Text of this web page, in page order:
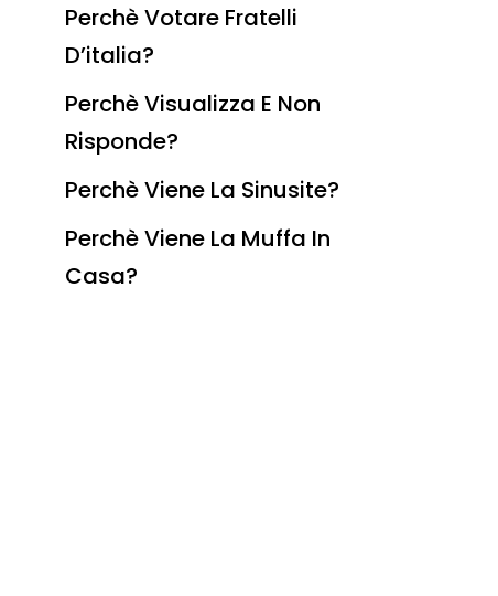
Perchè Votare Fratelli
D’italia?
Perchè Visualizza E Non
Risponde?
Perchè Viene La Sinusite?
Perchè Viene La Muffa In
Casa?